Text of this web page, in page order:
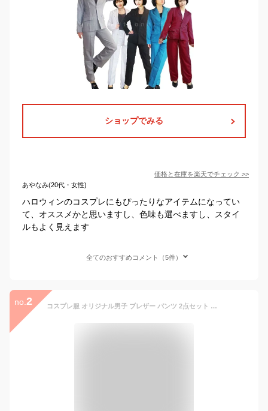
ショップでみる
価格と在庫を楽天でチェック >>
あやなみ(20代・女性)
ハロウィンのコスプレにもぴったりなアイテムになってい
て、オススメかと思いますし、色味も選べますし、スタイ
ルもよく見えます
全てのおすすめコメント（5件）
no. 2 コスプレ服 オリジナル男子 ブレザー パンツ 2点セット 無地 スーツ シンプル おしゃれ 制服風 学園風 仮装 撮影 イベント 舞台衣装 演劇 男装 ユニセックス 大きいサイズ かっこいい コスチューム ハロウィン SSB